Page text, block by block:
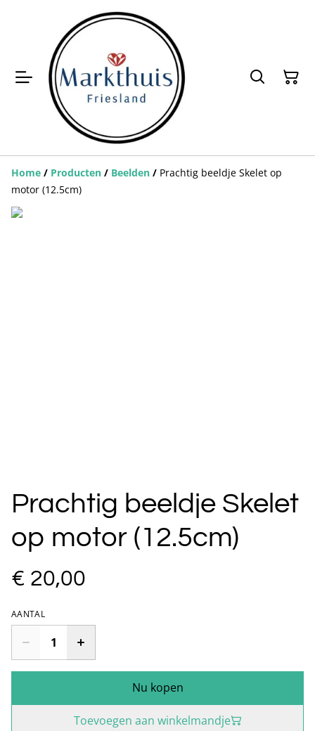
Home / Producten / Beelden / Prachtig beeldje Skelet op
motor (12.5cm)
Prachtig beeldje Skelet
op motor (12.5cm)
€ 20,00
AANTAL
Nu kopen
Toevoegen aan winkelmandje